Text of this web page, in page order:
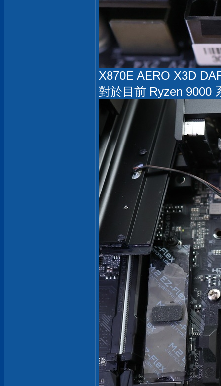
X870E AERO X3D
對於目前 Ryzen 9000